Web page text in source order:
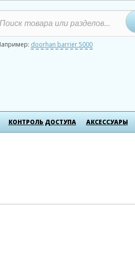
doorhan barrier 5000
КОНТРОЛЬ ДОСТУПА АКСЕСCУАРЫ